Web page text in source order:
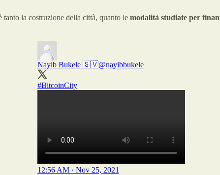
tanto la costruzione della città, quanto le modalità studiate per
Nayib Bukele 🇸🇻@nayibbukele
#BitcoinCity
12:56 AM · Nov 25, 2021